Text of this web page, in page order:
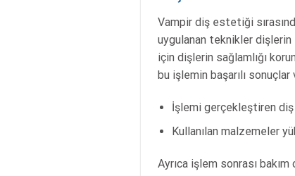
Vampir diş estetiği
uygulanan teknikler dişlerin
için dişlerin sağlamlığı
bu işlemin başarılı
İşlemi gerçekleştiren diş
Kullanılan malzemeler
Ayrıca işlem sonrası